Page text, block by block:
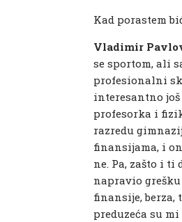
Kad porastem
Vladimir
se sportom, ali
profesionalni
interesantno još
profesorka i
razredu
finansijama, i
ne. Pa, zašto i ti
napravio
finansije,
preduzeća su